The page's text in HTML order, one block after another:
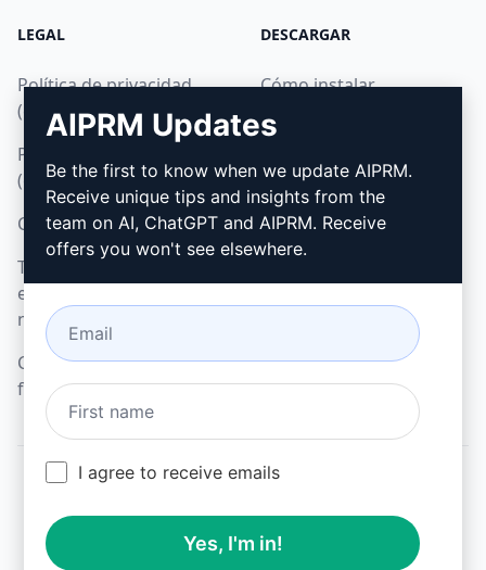
LEGAL
Política de privacidad
(en)
Política de uso aceptable
(en)
Condiciones de uso (en)
Términos de las
extensiones del
navegador (en)
Condiciones de
facturación (en)
DESCARGAR
Cómo instalar
Google Chrome
Microsoft Edge
All logos, trademarks, and registered trademarks are the
property of their respective owners.
AIPRM Updates
Be the first to know when we update AIPRM.
Receive unique tips and insights from the
team on AI, ChatGPT and AIPRM. Receive
offers you won't see elsewhere.
I agree to receive emails
Yes, I'm in!